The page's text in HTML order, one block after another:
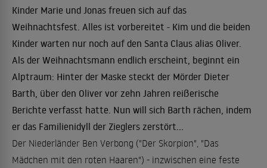
Kinder Marie und Jonas freuen sich auf das
Weihnachtsfest. Alles ist vorbereitet - Kim und die beiden
Kinder warten nur noch auf den Santa Claus alias Oliver.
Als der Weihnachtsmann endlich erscheint, beginnt ein
Alptraum: Hinter der Maske steckt der Mörder Dieter
Barth, über den Oliver vor zehn Jahren reißerische
Berichte verfasst hatte. Nun will sich Barth rächen, indem
er das Familienidyll der Zieglers zerstört...
Der Niederländer Ben Verbong ("Der Skorpion", "Das
Mädchen mit den roten Haaren") - inzwischen eine feste